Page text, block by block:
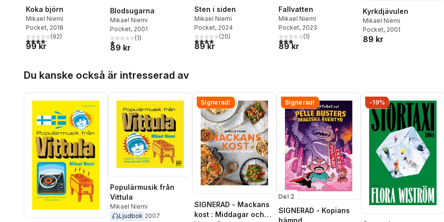
Koka björn
Mikael Niemi
Pocket, 2018
4,2utav 5 stjärnor. Totalt antal röster:
(92)
99 kr
Blodsugarna
Mikael Niemi
Pocket, 2001
1,0utav 5 stjärnor. Totalt antal röster:
(1)
89 kr
Sten i siden
Mikael Niemi
Pocket, 2024
3,9utav 5 stjärnor. Totalt antal röster:
(20)
89 kr
Fallvatten
Mikael Niemi
Pocket, 2023
3,0utav 5 stjärnor. Totalt antal röster:
(1)
89 kr
Kyrkdjävulen
Mikael Niemi
Pocket, 2001
89 kr
Du kanske också är intresserad av
Populärmusik från
Vittula
Mikael Niemi
Ljudbok 2007
Signerad!
SIGNERAD - Mackans
kost : Middagar och
Signerad!
Del 2
SIGNERAD - Kopians
hämnd
-19%